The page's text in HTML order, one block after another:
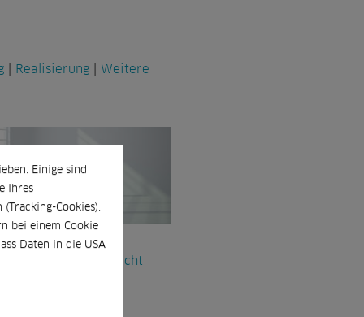
Realisierung Weitere
Services
sind durchdacht
Einige sind
Ihres
Cookies).
bei einem Cookie
Daten in die USA